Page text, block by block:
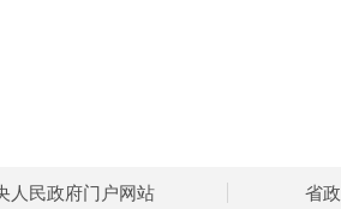
人民政府门户网站 省